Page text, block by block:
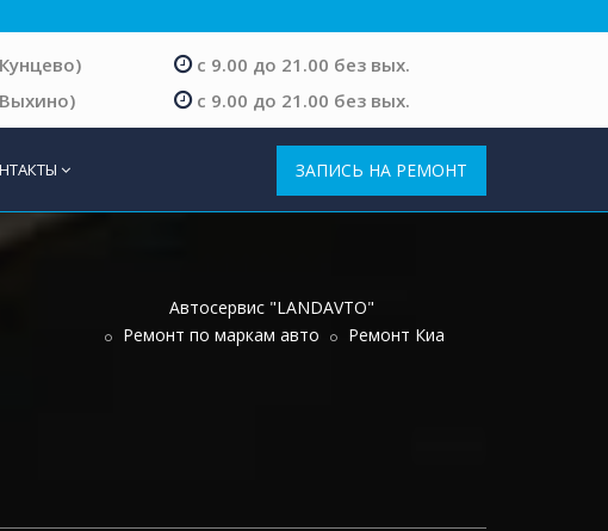
с 9.00 до 21.00 без вых.
с 9.00 до 21.00 без вых.
ЗАПИСЬ НА РЕМОНТ
Автосервис "LANDAVTO"
Ремонт по маркам авто
Ремонт Киа